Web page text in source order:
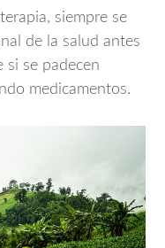
siempre se
de la salud antes
si se padecen
medicamentos.